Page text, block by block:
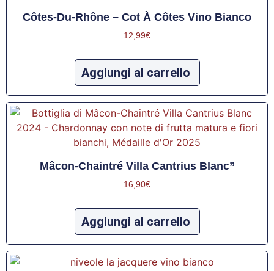
Côtes-Du-Rhône – Cot À Côtes Vino Bianco
12,99€
Aggiungi al carrello
Mâcon-Chaintré Villa Cantrius Blanc”
16,90€
Aggiungi al carrello